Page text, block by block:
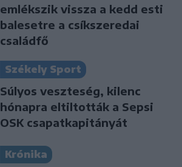
emlékszik vissza a kedd esti
balesetre a csíkszeredai
családfő
Székely Sport
Súlyos veszteség, kilenc
hónapra eltiltották a Sepsi
OSK csapatkapitányát
Krónika